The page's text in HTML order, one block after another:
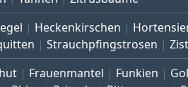
Heckenkirschen
Strauchpfingstrosen
Frauenmantel Funkien